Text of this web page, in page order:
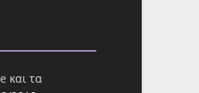
και τα